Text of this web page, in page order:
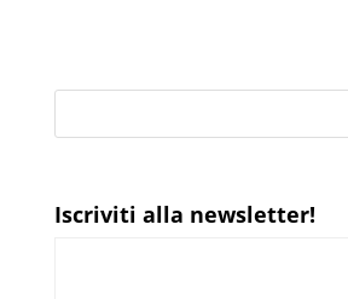
Iscriviti alla newsletter!